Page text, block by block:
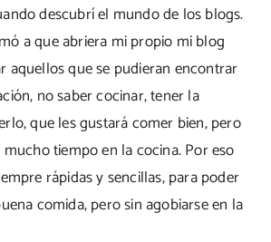
descubrí el mundo de los blogs.
a que abriera mi propio mi blog
aquellos que se pudieran encontrar
no saber cocinar, tener la
que les gustará comer bien, pero
tiempo en la cocina. Por eso
rápidas y sencillas, para poder
comida, pero sin agobiarse en la